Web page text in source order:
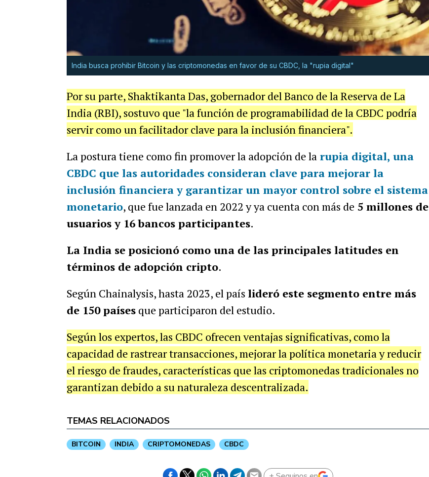
India busca prohibir Bitcoin y las criptomonedas en favor de su CBDC, la "rupia digital"
Por su parte, Shaktikanta Das, gobernador del Banco de la Reserva de La
India (RBI), sostuvo que "la función de programabilidad de la CBDC podría
servir como un facilitador clave para la inclusión financiera".
La postura tiene como fin promover la adopción de la rupia digital, una
CBDC que las autoridades consideran clave para mejorar la
inclusión financiera y garantizar un mayor control sobre el sistema
monetario, que fue lanzada en 2022 y ya cuenta con más de 5 millones de
usuarios y 16 bancos participantes.
La India se posicionó como una de las principales latitudes en
términos de adopción cripto.
Según Chainalysis, hasta 2023, el país lideró este segmento entre más
de 150 paísesque participaron del estudio.
Según los expertos, las CBDC ofrecen ventajas significativas, como la
capacidad de rastrear transacciones, mejorar la política monetaria y reducir
el riesgo de fraudes, características que las criptomonedas tradicionales no
garantizan debido a su naturaleza descentralizada.
TEMAS RELACIONADOS
BITCOIN INDIA CRIPTOMONEDAS CBDC